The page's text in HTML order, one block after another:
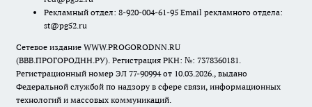
Рекламный отдел: 8-920-004-61-95 Email рекламного отдела:
st@pg52.ru
Сетевое издание WWW.PROGORODNN.RU
(ВВВ.ПРОГОРОДНН.РУ). Регистрация РКН: №: 7378360181.
Регистрационный номер ЭЛ 77-90994 от 10.03.2026., выдано
Федеральной службой по надзору в сфере связи, информационных
технологий и массовых коммуникаций.